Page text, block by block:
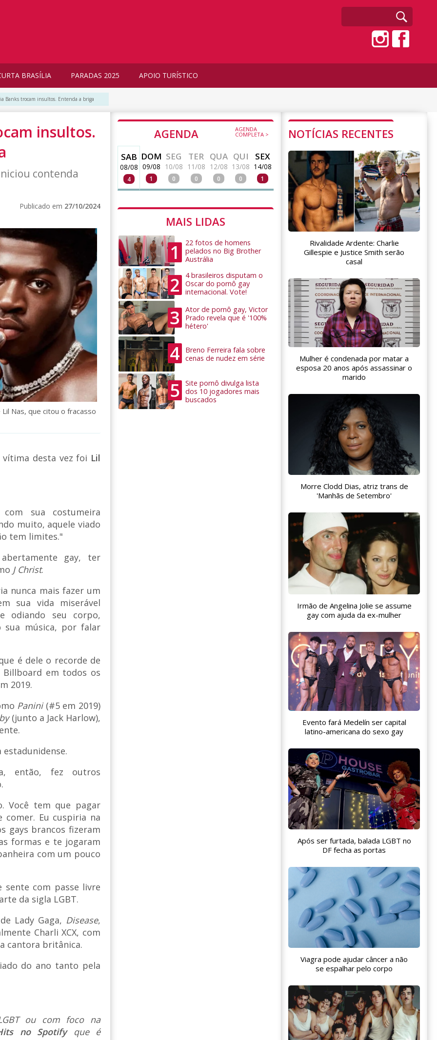
BRASÍLIA PARADAS 2025 APOIO TURÍSTICO
Banks trocam insultos. Entenda a briga
insultos.
contenda
Publicado em 27/10/2024
Nas, que citou o fracasso
desta vez foi Lil
sua costumeira
muito, aquele viado
tem limites."
gay, ter
J Christ.
nunca mais fazer um
sua vida miserável
odiando seu corpo,
sua música, por falar
é dele o recorde de
em todos os
2019.
Panini(#5 em 2019)
(junto a Jack Harlow),
estadunidense.
então, fez outros
Você tem que pagar
comer. Eu cuspiria na
gays brancos fizeram
formas e te jogaram
com um pouco
sente com passe livre
da sigla LGBT.
Lady Gaga, Disease,
Charli XCX, com
cantora britânica.
do ano tanto pela
ou com foco na
no Spotify que é
AGENDA AGENDA
COMPLETA >
SAB
08/08
4
DOM
09/08
1
SEG
10/08
0
TER
11/08
0
QUA
12/08
0
QUI
13/08
0
SEX
14/08
1
MAIS LIDAS
1
22 fotos de homens
pelados no Big Brother
Austrália
2
4 brasileiros disputam o
Oscar do pornô gay
internacional. Vote!
3
Ator de pornô gay, Victor
Prado revela que é '100%
hétero'
4
Breno Ferreira fala sobre
cenas de nudez em série
5
Site pornô divulga lista
dos 10 jogadores mais
buscados
NOTÍCIAS RECENTES
Rivalidade Ardente: Charlie
Gillespie e Justice Smith serão
casal
Mulher é condenada por matar a
esposa 20 anos após assassinar o
marido
Morre Clodd Dias, atriz trans de
'Manhãs de Setembro'
Irmão de Angelina Jolie se assume
gay com ajuda da ex-mulher
Evento fará Medelín ser capital
latino-americana do sexo gay
Após ser furtada, balada LGBT no
DF fecha as portas
Viagra pode ajudar câncer a não
se espalhar pelo corpo